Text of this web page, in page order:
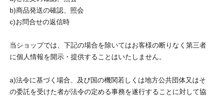
b)商品発送の確認、照会
c)お問合せの返信時
当ショップでは、下記の場合を除いてはお客様の断りなく第三者
に個人情報を開示・提供することはいたしません。
a)法令に基づく場合、及び国の機関若しくは地方公共団体又はそ
の委託を受けた者が法令の定める事務を遂行することに対して協